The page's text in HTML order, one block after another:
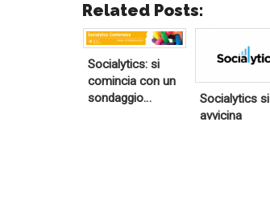
o
l
e
+
L
Related Posts:
T
wi
tt
er
Socialytics: si
comincia con un
sondaggio…
T
tt
er
Socialytics si
avvicina